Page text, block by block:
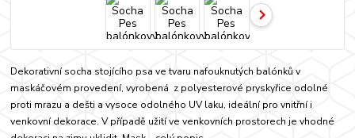
Dekorativní socha stojícího psa ve tvaru nafouknutých balónků v
maskáčovém provedení, vyrobená z polyesterové pryskyřice odolné
proti mrazu a dešti a vysoce odolného UV laku, ideální pro vnitřní i
venkovní dekorace. V případě užití ve venkovních prostorech je vhodné